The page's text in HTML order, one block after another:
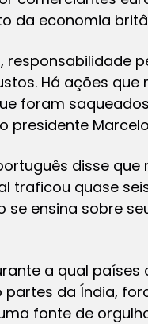
da economia
responsabilidade
Há ações
foram
disse
traficou quase
ensina sobre
a qual
partes da Índia,
fonte de